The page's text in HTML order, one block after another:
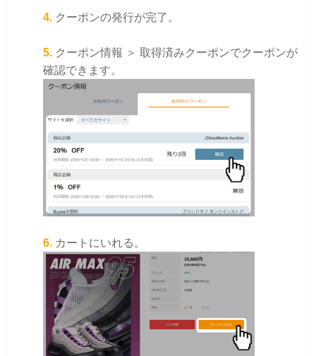
4. クーポンの発行が完了。
5. クーポン情報 ＞ 取得済みクーポンでクーポンが
確認できます。
6. カートにいれる。